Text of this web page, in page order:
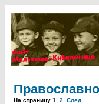
На страницу 1 2 След.